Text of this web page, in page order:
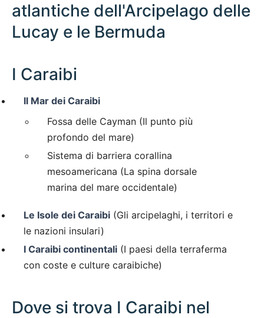
atlantiche dell'Arcipelago delle
Lucay e le Bermuda
I Caraibi
Il Mar dei Caraibi
Fossa delle Cayman (Il punto più
profondo del mare)
Sistema di barriera corallina
mesoamericana (La spina dorsale
marina del mare occidentale)
Le Isole dei Caraibi (Gli arcipelaghi, i territori e
le nazioni insulari)
I Caraibi continentali (I paesi della terraferma
con coste e culture caraibiche)
Dove si trova I Caraibi nel